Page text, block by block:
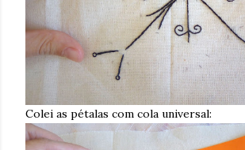
Colei as pétalas com cola universal: